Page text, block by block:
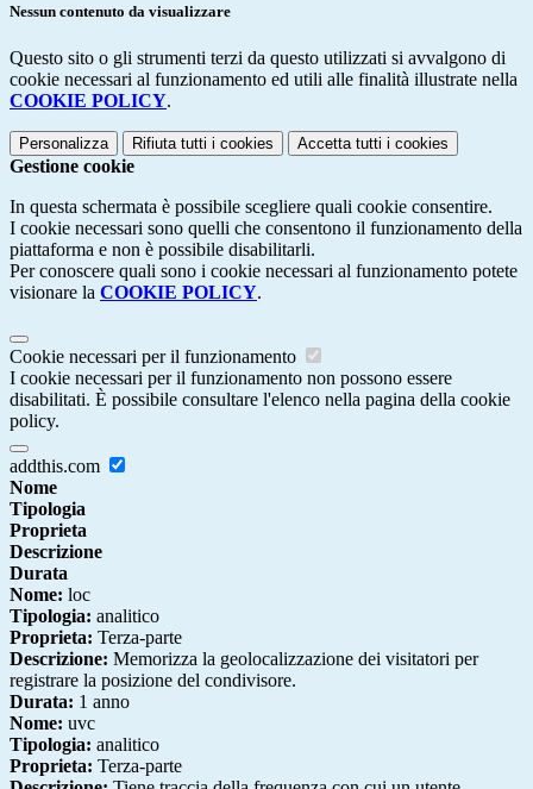
Nessun contenuto da visualizzare
Questo sito o gli strumenti terzi da questo utilizzati si avvalgono di
cookie necessari al funzionamento ed utili alle finalità illustrate nella
COOKIE POLICY.
Personalizza Rifiuta tutti i cookies Accetta tutti i cookies
Gestione cookie
In questa schermata è possibile scegliere quali cookie consentire.
I cookie necessari sono quelli che consentono il funzionamento della
piattaforma e non è possibile disabilitarli.
Per conoscere quali sono i cookie necessari al funzionamento potete
visionare la COOKIE POLICY.
Cookie necessari per il funzionamento
I cookie necessari per il funzionamento non possono essere
disabilitati. È possibile consultare l'elenco nella pagina della cookie
policy.
addthis.com
Nome
Tipologia
Proprieta
Descrizione
Durata
Nome: loc
Tipologia: analitico
Proprieta: Terza-parte
Descrizione: Memorizza la geolocalizzazione dei visitatori per
registrare la posizione del condivisore.
Durata: 1 anno
Nome: uvc
Tipologia: analitico
Proprieta: Terza-parte